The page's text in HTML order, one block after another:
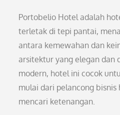
Portobelio Hotel adalah
terletak di tepi pantai,
antara kemewahan dan
arsitektur yang elegan dan
modern, hotel ini cocok
mulai dari pelancong
mencari ketenangan.